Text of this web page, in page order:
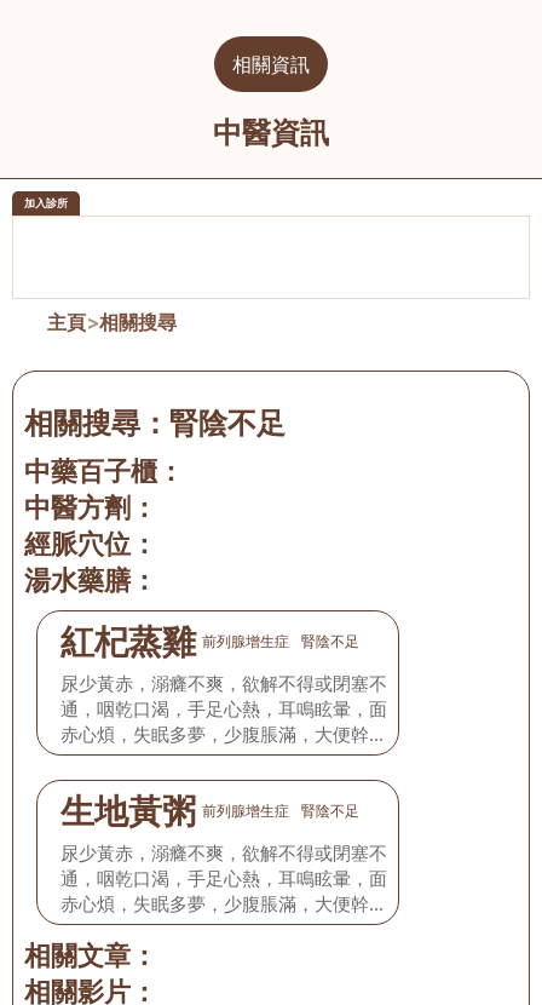
相關資訊
中醫資訊
加入診所
主頁>相關搜尋
相關搜尋： 腎陰不足
中藥百子櫃：
中醫方劑：
經脈穴位：
湯水藥膳：
紅杞蒸雞 前列腺增生症 腎陰不足
尿少黃赤，溺癃不爽，欲解不得或閉塞不
通，咽乾口渴，手足心熱，耳鳴眩暈，面
赤心煩，失眠多夢，少腹脹滿，大便幹
結，舌質紅少津，苔少，脈細數。
生地黃粥 前列腺增生症 腎陰不足
尿少黃赤，溺癃不爽，欲解不得或閉塞不
通，咽乾口渴，手足心熱，耳鳴眩暈，面
赤心煩，失眠多夢，少腹脹滿，大便幹
結，舌質紅少津，苔少，脈細數。
相關文章：
相關影片：